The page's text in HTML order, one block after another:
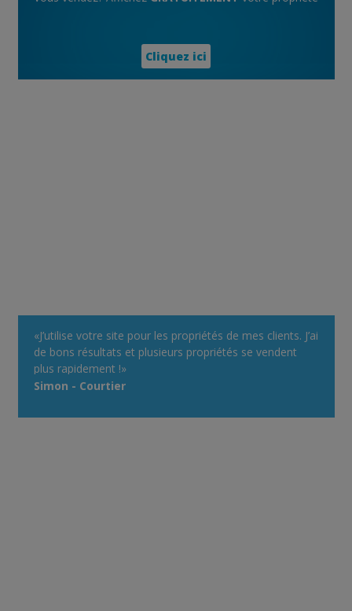
Cliquez ici
«J’utilise votre site pour les propriétés de mes clients. J’ai
de bons résultats et plusieurs propriétés se vendent
plus rapidement !»
Simon - Courtier